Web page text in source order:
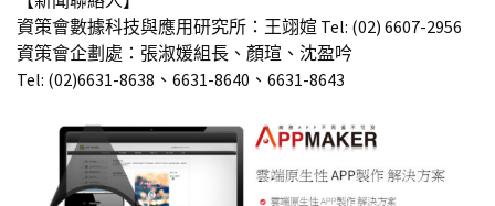
資策會數據科技與應用研究所：王翊媗 Tel: (02) 6607-2956
資策會企劃處：張淑媛組長、顏瑄、沈盈吟
Tel: (02)6631-8638、6631-8640、6631-8643